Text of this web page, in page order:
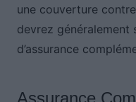
une couverture
devrez généralement
d’assurance
Assurance